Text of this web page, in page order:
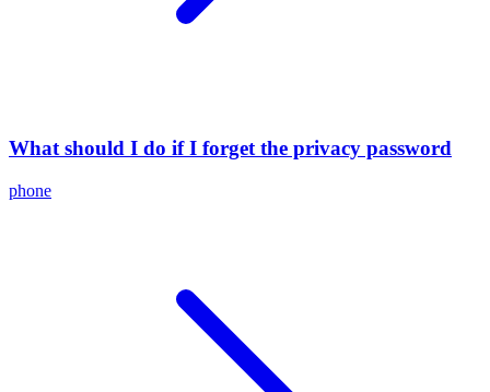
What should I do if I forget the privacy password
phone